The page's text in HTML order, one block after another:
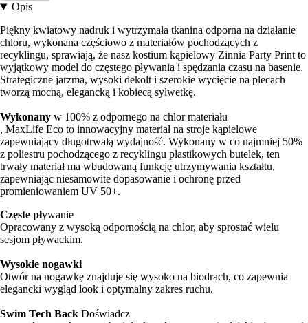
Opis
Piękny kwiatowy nadruk i wytrzymała tkanina odporna na działanie
chloru, wykonana częściowo z materiałów pochodzących z
recyklingu, sprawiają, że nasz kostium kąpielowy Zinnia Party Print to
wyjątkowy model do częstego pływania i spędzania czasu na basenie.
Strategiczne jarzma, wysoki dekolt i szerokie wycięcie na plecach
tworzą mocną, elegancką i kobiecą sylwetkę.
Wykonany w 100% z odpornego na chlor materiału
, MaxLife Eco to innowacyjny materiał na stroje kąpielowe
zapewniający długotrwałą wydajność. Wykonany w co najmniej 50%
z poliestru pochodzącego z recyklingu plastikowych butelek, ten
trwały materiał ma wbudowaną funkcję utrzymywania kształtu,
zapewniając niesamowite dopasowanie i ochronę przed
promieniowaniem UV 50+.
Częste pływanie
Opracowany z wysoką odpornością na chlor, aby sprostać wielu
sesjom pływackim.
Wysokie nogawki
Otwór na nogawkę znajduje się wysoko na biodrach, co zapewnia
elegancki wygląd look i optymalny zakres ruchu.
Swim Tech Back Doświadcz